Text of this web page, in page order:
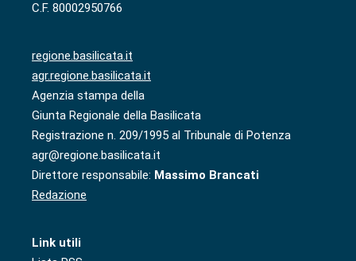
C.F. 80002950766
regione.basilicata.it
agr.regione.basilicata.it
Agenzia stampa della
Giunta Regionale della Basilicata
Registrazione n. 209/1995 al Tribunale di Potenza
agr@regione.basilicata.it
Direttore responsabile: Massimo Brancati
Redazione
Link utili